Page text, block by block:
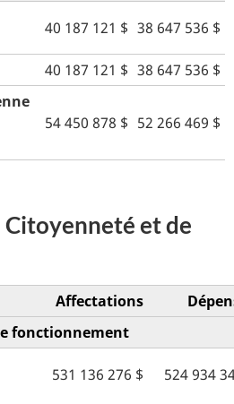
40 187 121 $ 38 647 536 $
40 187 121 $ 38 647 536 $
54 450 878 $ 52 266 469 $
et de
Affectations
fonctionnement
531 136 276 $ 524 934